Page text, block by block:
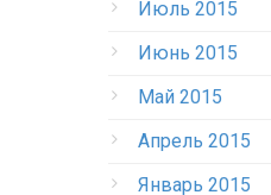
Июль 2015
Июнь 2015
Май 2015
Апрель 2015
Январь 2015